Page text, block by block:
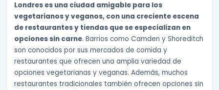
Londres es una ciudad amigable para los
vegetarianos y veganos, con una creciente escena
de restaurantes y tiendas que se especializan en
opciones sin carne. Barrios como Camden y Shoreditch
son conocidos por sus mercados de comida y
restaurantes que ofrecen una amplia variedad de
opciones vegetarianas y veganas. Además, muchos
restaurantes tradicionales también ofrecen opciones sin